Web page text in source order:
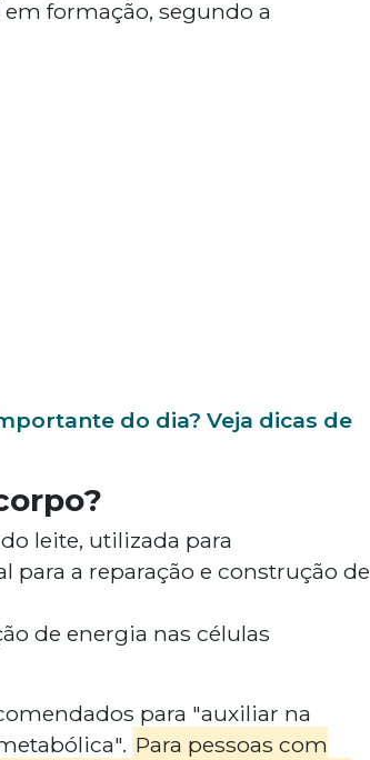
em formação, segundo a
do dia? Veja dicas de
leite, utilizada para
a reparação e construção de
de energia nas células
para "auxiliar na
Para pessoas com